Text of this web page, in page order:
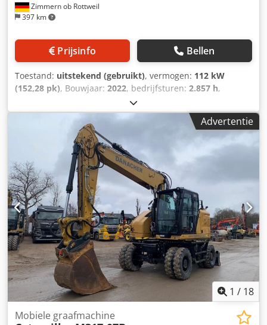
Zimmern ob Rottweil
397 km
Prijsinfo Bellen
Toestand: uitstekend (gebruikt), vermogen: 112 kW
(152,28 pk), Bouwjaar: 2022, bedrijfsturen: 2.857 h,
, CATERPILLAR M319-07B
Bouwjaar: 2022 Bedrijfsuren: 2.857 uur Gesloten cabine
Airconditioning Radio Achter- en zijkantcamera Verstelbare
giek Stik: 2,50 m Volledige leidingen (hamer, grijper,
schaar) Snelwissel OQ70/55 1 x bak Centrale
smeerinstallatie Bandmaat: 10.00-20, ca. 30% profiel
Schildondersteuning Motor met 129 kW CE Crjdpfxsyin Dbs
Alyef Bedrijfsgewicht: 19 ton
Advertentie
1 / 18
Mobiele graafmachine